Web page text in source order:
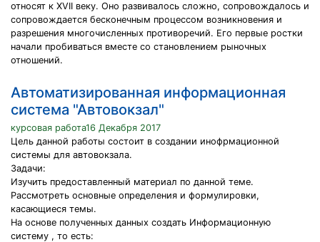
относят к XVII веку. Оно развивалось сложно, сопровождалось и
сопровождается бесконечным процессом возникновения и
разрешения многочисленных противоречий. Его первые ростки
начали пробиваться вместе со становлением рыночных
отношений.
Автоматизированная информационная
система "Автовокзал"
курсовая работа16 Декабря 2017
Цель данной работы состоит в создании инофрмационной
системы для автовокзала.
Задачи:
Изучить предоставленный материал по данной теме.
Рассмотреть основные определения и формулировки,
касающиеся темы.
На основе полученных данных создать Информационную
систему , то есть: